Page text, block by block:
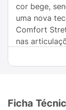
cor bege,
uma nova
Comfort
nas
Ficha